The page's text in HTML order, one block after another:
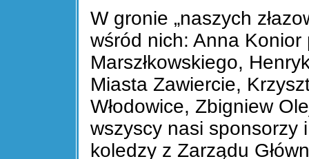
W gronie „naszych
wśród nich: Anna
Marszłkowskiego,
Miasta Zawiercie,
Włodowice, Zbigniew
wszyscy nasi sponsorzy
koledzy z Zarządu